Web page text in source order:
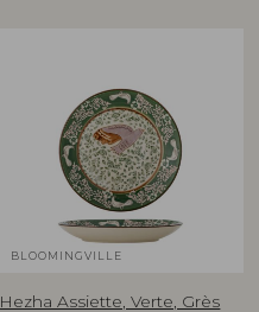
BLOOMINGVILLE
Hezha Assiette, Verte, Grès